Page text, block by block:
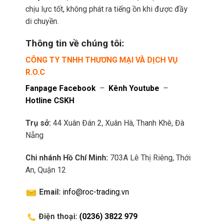
chịu lực tốt, không phát ra tiếng ồn khi được đầy
di chuyền.
Thông tin về chúng tôi:
CÔNG TY TNHH THƯƠNG MẠI VÀ DỊCH VỤ
R.O.C
Fanpage Facebook– Kênh Youtube –
Hotline CSKH
Trụ sở: 44 Xuân Đán 2, Xuân Hà, Thanh Khê, Đà
Nẵng
Chi nhánh Hồ Chí Minh: 703A Lê Thị Riêng, Thới
An, Quận 12
Email: info@roc-trading.vn
Điện thoại: (0236) 3822 979